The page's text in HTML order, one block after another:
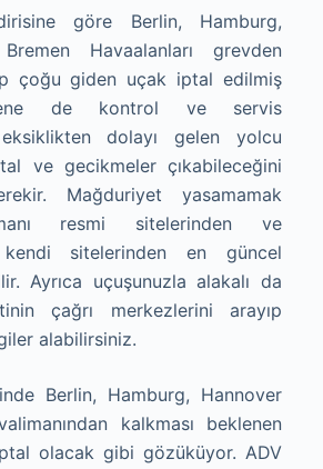
göre Berlin, Hamburg,
Havaalanları grevden
çoğu giden uçak iptal edilmiş
de kontrol ve servis
eksiklikten dolayı gelen yolcu
ve gecikmeler çıkabileceğini
Mağduriyet yasamamak
resmi sitelerinden ve
kendi sitelerinden en güncel
Ayrıca uçuşunuzla alakalı da
çağrı merkezlerini arayıp
alabilirsiniz.
Berlin, Hamburg, Hannover
kalkması beklenen
olacak gibi gözüküyor. ADV